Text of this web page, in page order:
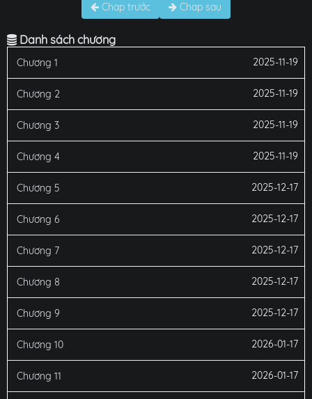
Chap trước Chap sau
Danh sách chương
Chương 1 2025-11-19
Chương 2 2025-11-19
Chương 3 2025-11-19
Chương 4 2025-11-19
Chương 5 2025-12-17
Chương 6 2025-12-17
Chương 7 2025-12-17
Chương 8 2025-12-17
Chương 9 2025-12-17
Chương 10 2026-01-17
Chương 11 2026-01-17